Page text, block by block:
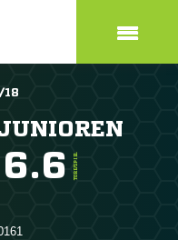
18
6.6 TORE/SPIEL